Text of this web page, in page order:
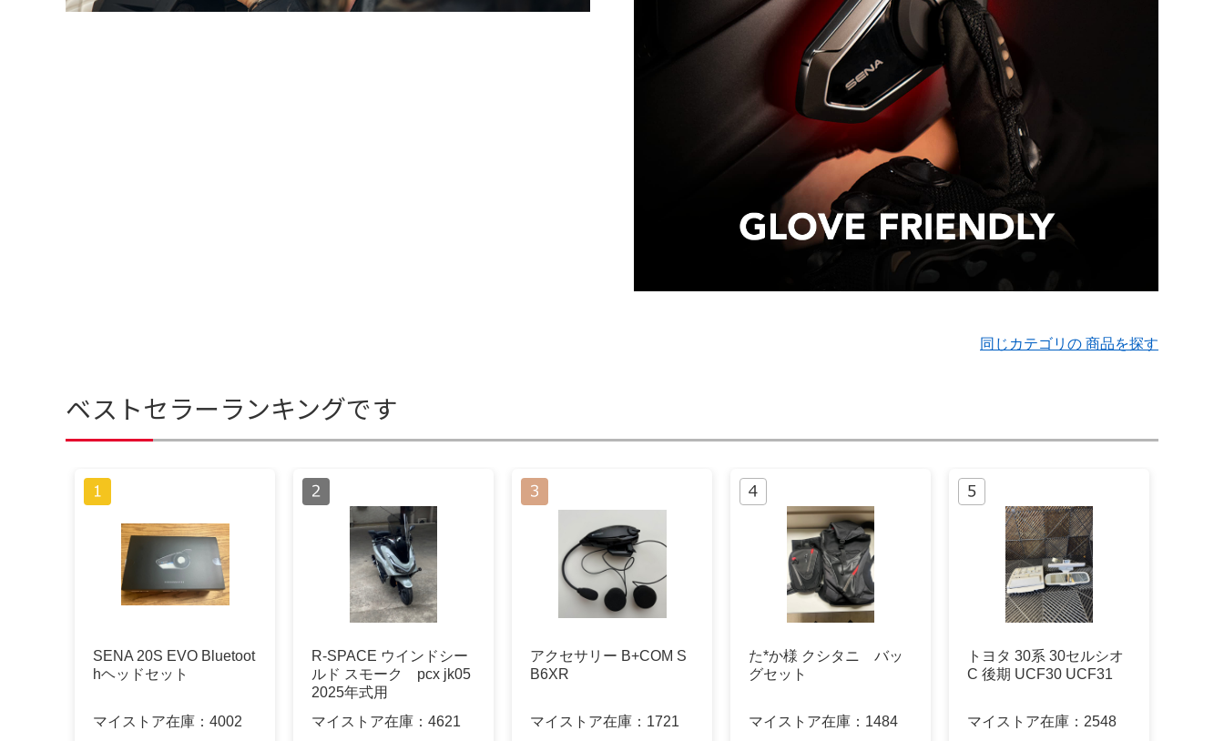
同じカテゴリの 商品を探す
ベストセラーランキングです
SENA 20S EVO Bluetoot
hヘッドセット
マイストア在庫： 4002
R-SPACE ウインドシー
ルド スモーク pcx jk05
2025年式用
マイストア在庫： 4621
アクセサリー B+COM S
B6XR
マイストア在庫： 1721
た*か様 クシタニ バッ
グセット
マイストア在庫： 1484
トヨタ 30系 30セルシオ
C 後期 UCF30 UCF31
マイストア在庫： 2548